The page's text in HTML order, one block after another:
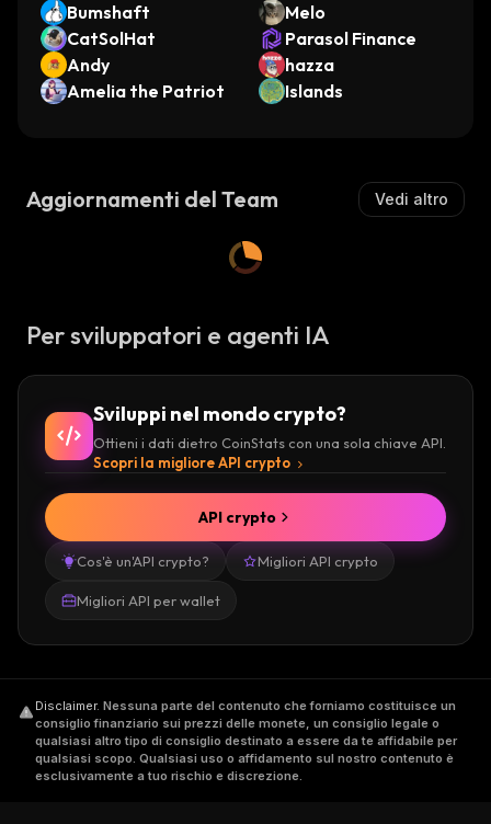
Bumshaft
Melo
CatSolHat
Parasol Finance
Andy
hazza
Amelia the Patriot
Islands
Aggiornamenti del Team Vedi altro
Per sviluppatori e agenti IA
Sviluppi nel mondo crypto?
Ottieni i dati dietro CoinStats con una sola chiave API.
Scopri la migliore API crypto
Cos'è un'API crypto? Migliori API crypto
Migliori API per wallet
API crypto
Disclaimer. Nessuna parte del contenuto che forniamo costituisce un
consiglio finanziario sui prezzi delle monete, un consiglio legale o
qualsiasi altro tipo di consiglio destinato a essere da te affidabile per
qualsiasi scopo. Qualsiasi uso o affidamento sul nostro contenuto è
esclusivamente a tuo rischio e discrezione.